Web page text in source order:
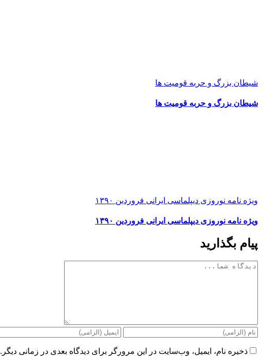
شیطان بزرگ و حربه قومیت ها
شیطان بزرگ و حربه قومیت ها
ویژه نامه نوروزی دیپلماسی ایرانی فروردین ۱۳۹۰
ویژه نامه نوروزی دیپلماسی ایرانی فروردین ۱۳۹۰
پیام بگذارید
دیدگاه
ذخیره نام، ایمیل، وب‌سایت در این مرورگر برای دیدگاه بعدی در زمانی دیگر.